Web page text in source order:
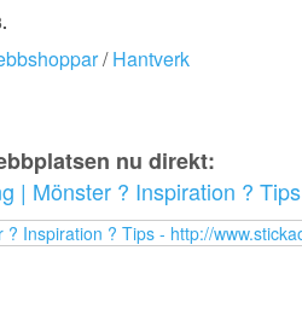
/Hantverk
nu direkt:
| Mönster ? Inspiration ? Tips